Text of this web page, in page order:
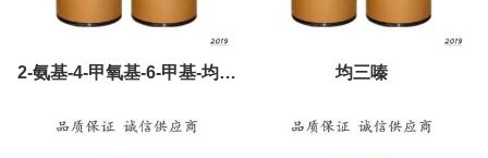
2-氨基-4-甲氧基-6-甲基-均三
嗪
均三嗪